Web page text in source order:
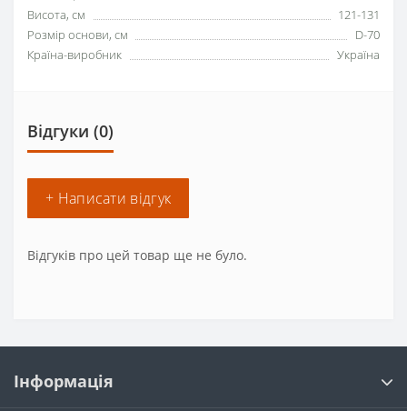
Висота, см
121-131
Розмір основи, см
D-70
Країна-виробник
Україна
Відгуки (0)
+ Написати відгук
Відгуків про цей товар ще не було.
Інформація